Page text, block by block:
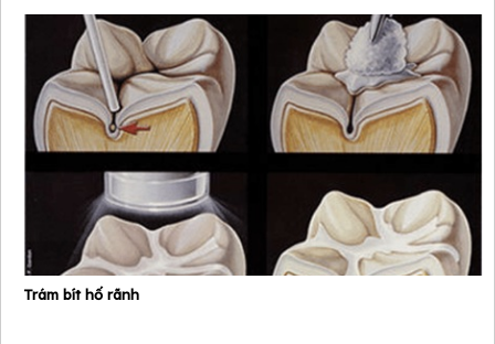
Trám bít hố rãnh